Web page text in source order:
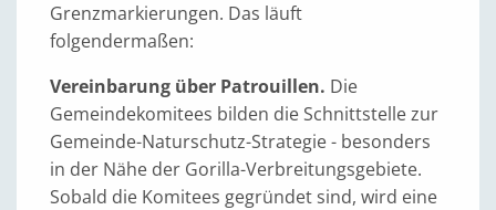
Grenzmarkierungen. Das läuft
folgendermaßen:
Vereinbarung über Patrouillen. Die
Gemeindekomitees bilden die Schnittstelle zur
Gemeinde-Naturschutz-Strategie - besonders
in der Nähe der Gorilla-Verbreitungsgebiete.
Sobald die Komitees gegründet sind, wird eine